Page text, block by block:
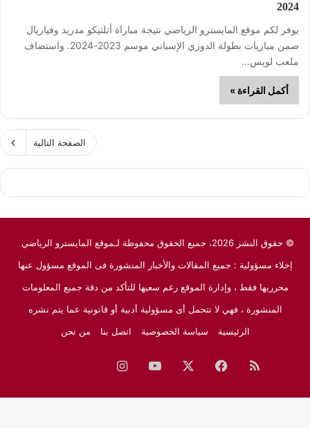
2024
يوفر لكم موقع المايسترو الرياضي نتيجة مباراة أتلتيكو مدريد وفياريال
ضمن مباريات بطولة الدوري الإسباني موسم 2023-2024. واستضاف
ملعب لويس…
أكمل القراءة »
الصفحة التالية
© حقوق النشر 2026، جميع الحقوق محفوظة لـموقع المايسترو الرياضي
إخلاء مسؤولية : جميع المقالات والأخبار المنشورة فى الموقع مسؤول عنها
محرريها فقط ، وإدارة الموقع رغم سعيها للتأكد من دقة جميع المعلومات
المنشورة ، فهي لا تتحمل أى مسؤولية أدبية أو قانونية عما يتم نشره
الرئيسية
سياسة الخصوصية اتصل بنا من نحن
ملخص
الموقع
فيسبوك ‫YouTubeانستقرام
نيوز